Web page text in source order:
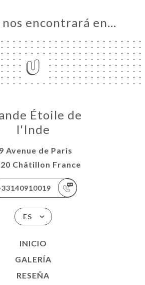
nos encontrará en…
Étoile de
l'Inde
Avenue de Paris
Châtillon France
ES
INICIO
GALERÍA
RESEÑA